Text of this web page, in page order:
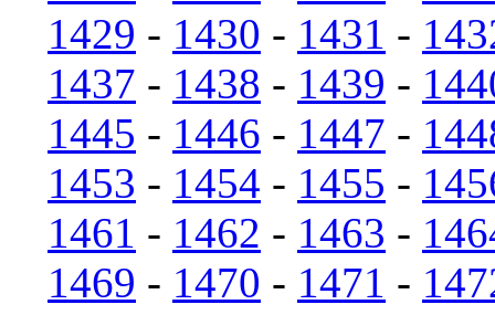
1429 - 1430 - 1431 -
1437 - 1438 - 1439 -
1445 - 1446 - 1447 -
1453 - 1454 - 1455 -
1461 - 1462 - 1463 -
1469 - 1470 - 1471 -